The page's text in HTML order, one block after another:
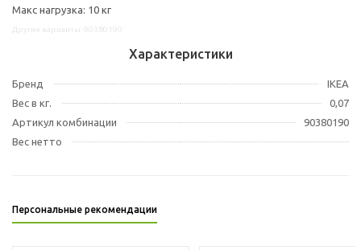
Макс нагрузка: 10 кг
Характеристики
Бренд
IKEA
Вес в кг.
0,07
Артикул комбинации
90380190
Вес нетто
Персональные рекомендации